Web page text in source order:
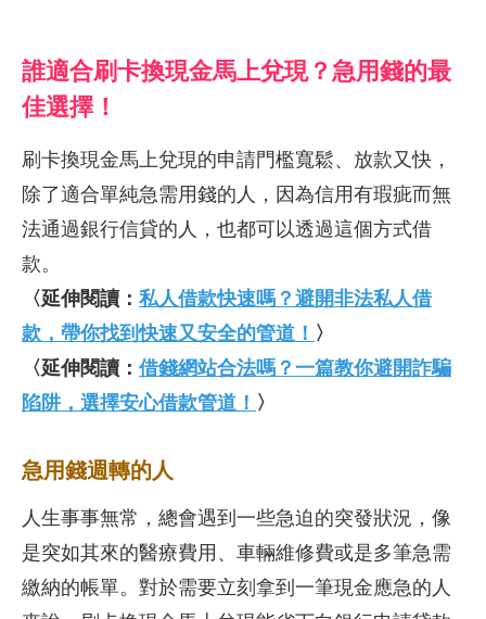
誰適合刷卡換現金馬上兌現？急用錢的最
佳選擇！
刷卡換現金馬上兌現的申請門檻寬鬆、放款又快，
除了適合單純急需用錢的人，因為信用有瑕疵而無
法通過銀行信貸的人，也都可以透過這個方式借
款。
〈延伸閱讀： 私人借款快速嗎？避開非法私人借
款，帶你找到快速又安全的管道！ 〉
〈延伸閱讀： 借錢網站合法嗎？一篇教你避開詐騙
陷阱，選擇安心借款管道！ 〉
急用錢週轉的人
人生事事無常，總會遇到一些急迫的突發狀況，像
是突如其來的醫療費用、車輛維修費或是多筆急需
繳納的帳單。對於需要立刻拿到一筆現金應急的人